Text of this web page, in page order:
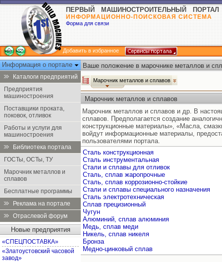
ПЕРВЫЙ МАШИНОСТРОИТЕЛЬНЫЙ ПОРТАЛ
ИНФОРМАЦИОННО-ПОИСКОВАЯ СИСТЕМА
Форма для связи
Добавить в избранное
Информация о портале
Каталоги предприятий
Предприятия
машиностроения
Поставщики проката,
поковок, отливок
Работы и услуги для
машиностроения
Библиотека портала
ГОСТы, ОСТы, ТУ
Марочник металлов и
сплавов
Бесплатные программы
Реклама на портале
Отраслевой форум
Новые предприятия
«СПЕЦПОСТАВКА»
«Златоустовский часовой
завод»
Ваше положение в марочнике металлов и
Марочник металлов и сплавов
Марочник металлов и сплавов
Марочник металлов и сплавов и др. В
сплавов. Предполагается создание
конструкционные материалы», «Масла,
войдут информационные материалы,
пользователями портала.
Сталь конструкционная
Сталь инструментальная
Стали и сплавы для отливок
Сталь, сплав жаропрочные
Сталь, сплав коррозионно-стойкие
Стали и сплавы специального назначения
Сталь электротехническая
Сплав прецизионный
Чугун
Алюминий, сплав алюминия
Медь, сплав меди
Никель, сплав никеля
Бронза
Медно-цинковый сплав